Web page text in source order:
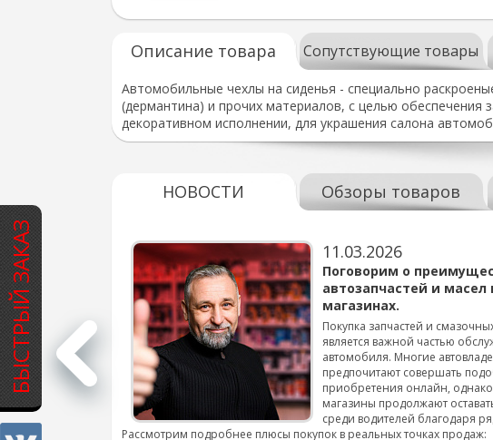
БЫСТРЫЙ ЗАКАЗ
Описание товара Сопутствующие товары
Автомобильные чехлы на сиденья - специально
(дермантина) и прочих материалов, с целью обеспечения
декоративном исполнении, для украшения салона
НОВОСТИ Обзоры товаров
для
смены шин на
подробнее...
11.03.2026
Поговорим о
автозапчастей и масел
магазинах.
Покупка запчастей и
является важной частью
автомобиля. Многие
предпочитают совершать
приобретения онлайн,
магазины продолжают
среди водителей благодаря
Рассмотрим подробнее плюсы покупок в реальных точках продаж: